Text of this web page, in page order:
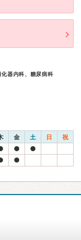
器内科、糖尿病科
金 土 日 祝